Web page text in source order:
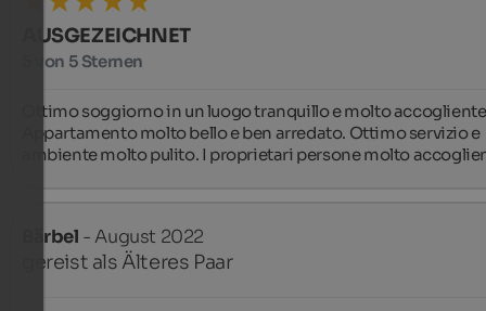
AUSGEZEICHNET
5 von 5 Sternen
Ottimo soggiorno in un luogo tranquillo e molto
Appartamento molto bello e ben arredato. Ottimo servizio e
ambiente molto pulito. I proprietari persone molto
Bärbel - August 2022
gereist als Älteres Paar